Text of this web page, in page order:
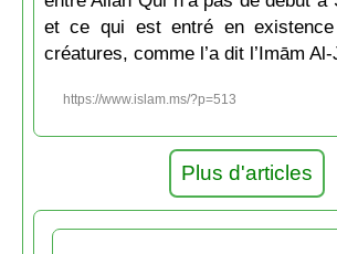
et ce qui est entré en
créatures, comme l’a dit l’Imām
https://www.islam.ms/?p=513
Plus d'articles